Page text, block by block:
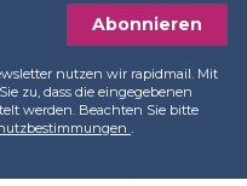
Abonnieren
nutzen wir rapidmail. Mit
zu, dass die eingegebenen
werden. Beachten Sie bitte
.